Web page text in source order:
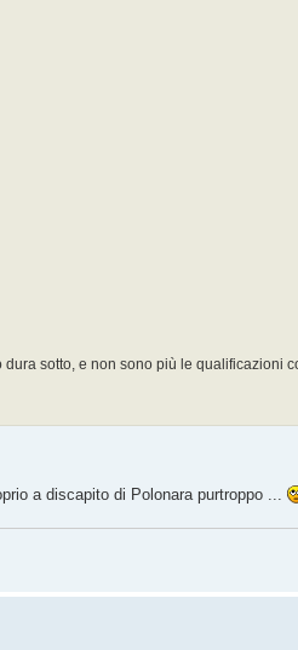
sotto, e non sono più le qualificazioni
a discapito di Polonara purtroppo ...